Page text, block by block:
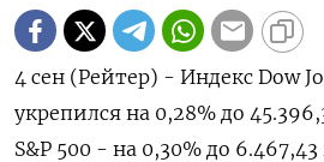
4 сен (Рейтер) - Индекс Dow
укрепился на 0,28% до
S&P 500 - на 0,30% до